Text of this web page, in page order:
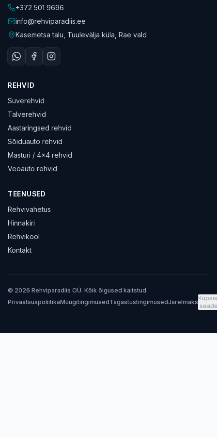
+372 501 9696
info@rehviparadiis.ee
Kasemetsa talu, Tuulevälja küla, Rae vald
REHVID
Suverehvid
Talverehvid
Aastaringsed rehvid
Sõiduauto rehvid
Masturi / 4×4 rehvid
Veoauto rehvid
TEENUSED
Rehvivahetus
Hinnakiri
Rehvikool
Kontakt
© 2026 Rehviparadiis OÜ. Kõik õigused kaitstud.
PrivaatsuspoliitikaMüügitingimusedTagastustingimusedJärelmaks